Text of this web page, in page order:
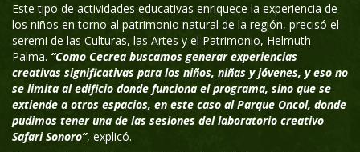
Este tipo de actividades educativas enriquece la experiencia de
los niños en torno al patrimonio natural de la región, precisó el
seremi de las Culturas, las Artes y el Patrimonio, Helmuth
Palma. “Como Cecrea buscamos generar experiencias
creativas significativas para los niños, niñas y jóvenes, y eso no
se limita al edificio donde funciona el programa, sino que se
extiende a otros espacios, en este caso al Parque Oncol, donde
pudimos tener una de las sesiones del laboratorio creativo
Safari Sonoro”, explicó.